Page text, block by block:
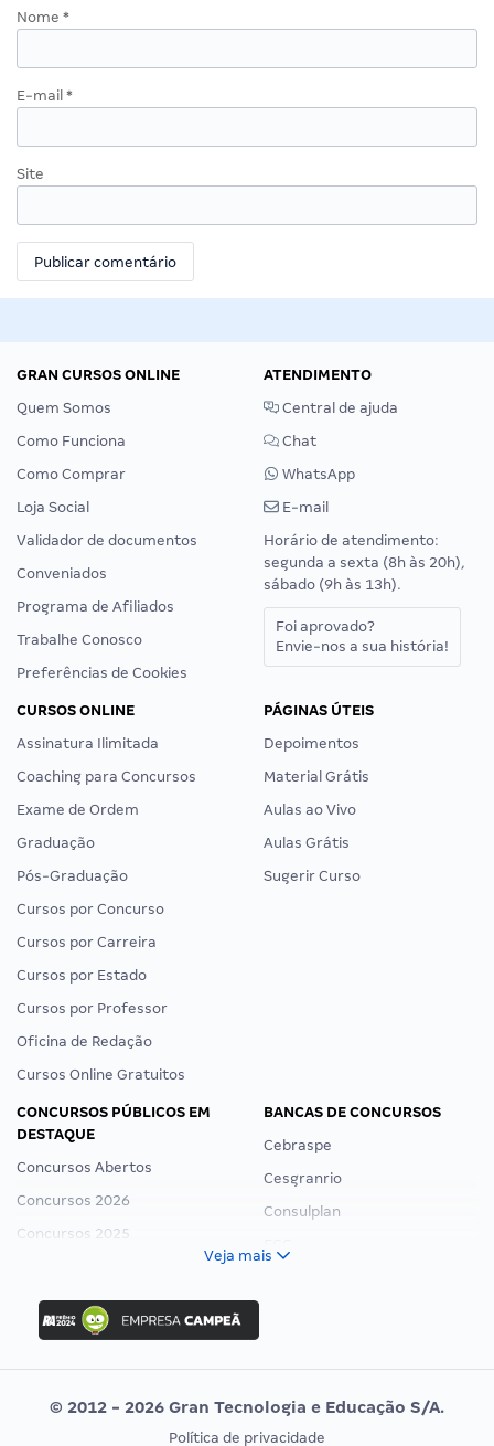
Nome *
E-mail *
Site
GRAN CURSOS ONLINE
Quem Somos
Como Funciona
Como Comprar
Loja Social
Validador de documentos
Conveniados
Programa de Afiliados
Trabalhe Conosco
Preferências de Cookies
ATENDIMENTO
Central de ajuda
Chat
WhatsApp
E-mail
Horário de atendimento:
segunda a sexta (8h às 20h),
sábado (9h às 13h).
Foi aprovado?
Envie-nos a sua história!
CURSOS ONLINE
Assinatura Ilimitada
Coaching para Concursos
Exame de Ordem
Graduação
Pós-Graduação
Cursos por Concurso
Cursos por Carreira
Cursos por Estado
Cursos por Professor
Oficina de Redação
Cursos Online Gratuitos
PÁGINAS ÚTEIS
Depoimentos
Material Grátis
Aulas ao Vivo
Aulas Grátis
Sugerir Curso
CONCURSOS PÚBLICOS EM
DESTAQUE
Concursos Abertos
Concursos 2026
Concursos 2025
Concurso Ibama
Concurso MPU
Editais publicados
BANCAS DE CONCURSOS
Cebraspe
Cesgranrio
Consulplan
Vunesp
Veja mais
© 2012 - 2026 Gran Tecnologia e Educação S/A.
Política de privacidade